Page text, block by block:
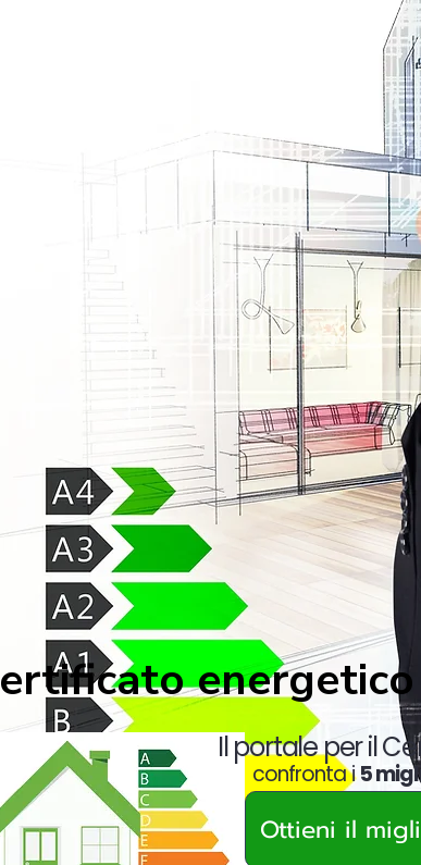
Ottieni il
Il portale per il
confronta i5